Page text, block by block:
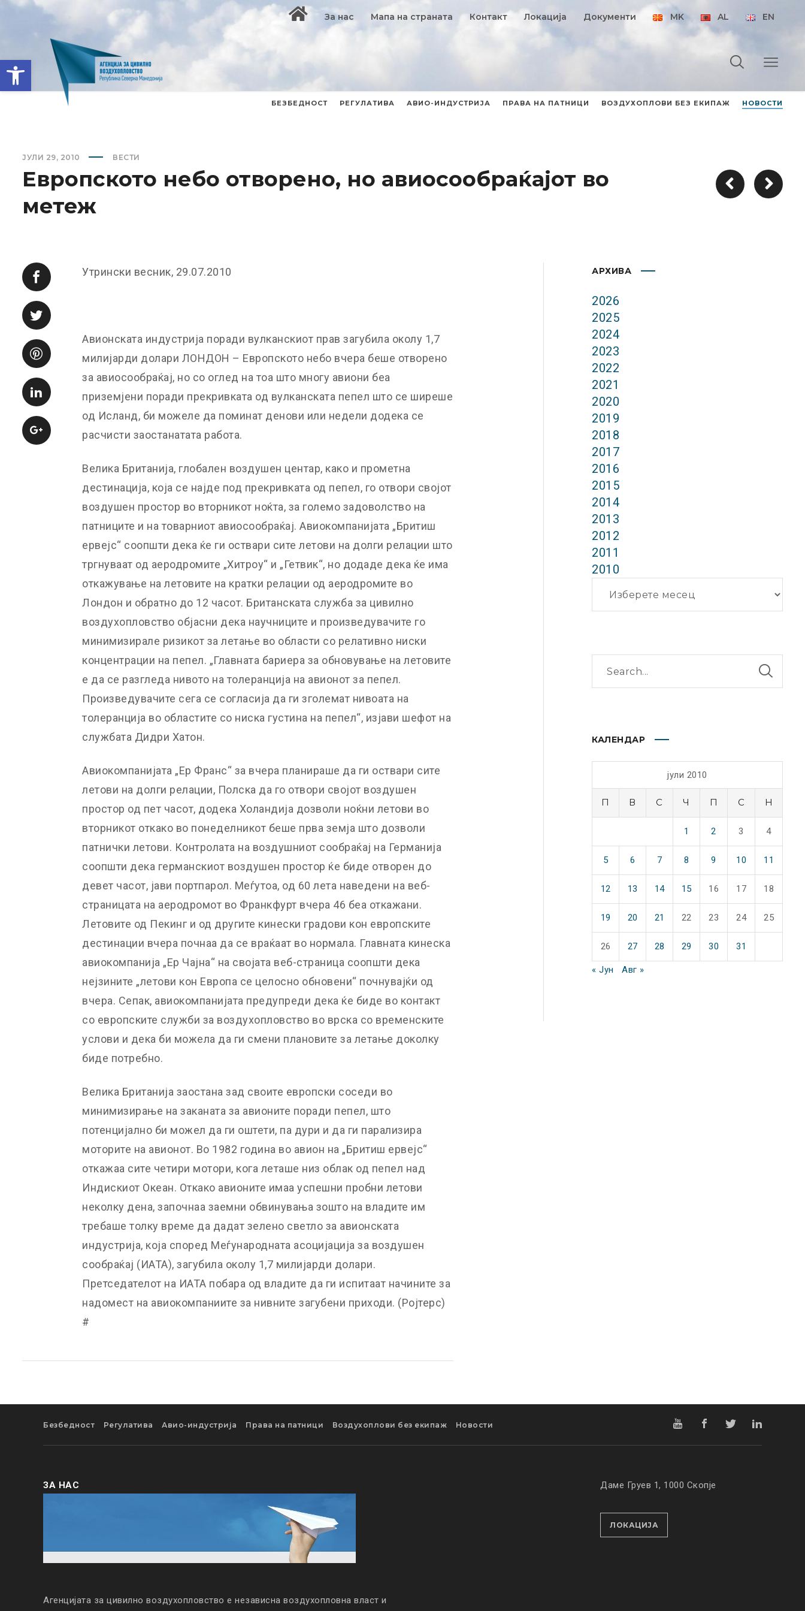
Open toolbar
За нас Мапа на страната Контакт Локација Документи MK AL EN
БЕЗБЕДНОСТ РЕГУЛАТИВА АВИО-ИНДУСТРИЈА ПРАВА НА ПАТНИЦИ ВОЗДУХОПЛОВИ БЕЗ ЕКИПАЖ НОВОСТИ
ЈУЛИ 29, 2010 ВЕСТИ
Европското небо отворено, но авиосообраќајот во
метеж
Утрински весник, 29.07.2010
Авионската индустрија поради вулканскиот прав загубила околу 1,7
милијарди долари ЛОНДОН – Европското небо вчера беше отворено
за авиосообраќај, но со оглед на тоа што многу авиони беа
приземјени поради прекривката од вулканската пепел што се ширеше
од Исланд, би можеле да поминат денови или недели додека се
расчисти заостанатата работа.
Велика Британија, глобален воздушен центар, како и прометна
дестинација, која се најде под прекривката од пепел, го отвори својот
воздушен простор во вторникот ноќта, за големо задоволство на
патниците и на товарниот авиосообраќај. Авиокомпанијата „Бритиш
ервејс“ соопшти дека ќе ги оствари сите летови на долги релации што
тргнуваат од аеродромите „Хитроу“ и „Гетвик“, но додаде дека ќе има
откажување на летовите на кратки релации од аеродромите во
Лондон и обратно до 12 часот. Британската служба за цивилно
воздухопловство објасни дека научниците и произведувачите го
минимизирале ризикот за летање во области со релативно ниски
концентрации на пепел. „Главната бариера за обновување на летовите
е да се разгледа нивото на толеранција на авионот за пепел.
Произведувачите сега се согласија да ги зголемат нивоата на
толеранција во областите со ниска густина на пепел“, изјави шефот на
службата Дидри Хатон.
Авиокомпанијата „Ер Франс“ за вчера планираше да ги оствари сите
летови на долги релации, Полска да го отвори својот воздушен
простор од пет часот, додека Холандија дозволи ноќни летови во
вторникот откако во понеделникот беше прва земја што дозволи
патнички летови. Контролата на воздушниот сообраќај на Германија
соопшти дека германскиот воздушен простор ќе биде отворен до
девет часот, јави портпарол. Меѓутоа, од 60 лета наведени на веб-
страницата на аеродромот во Франкфурт вчера 46 беа откажани.
Летовите од Пекинг и од другите кинески градови кон европските
дестинации вчера почнаа да се враќаат во нормала. Главната кинеска
авиокомпанија „Ер Чајна“ на својата веб-страница соопшти дека
нејзините „летови кон Европа се целосно обновени“ почнувајќи од
вчера. Сепак, авиокомпанијата предупреди дека ќе биде во контакт
со европските служби за воздухопловство во врска со временските
услови и дека би можела да ги смени плановите за летање доколку
биде потребно.
Велика Британија заостана зад своите европски соседи во
минимизирање на заканата за авионите поради пепел, што
потенцијално би можел да ги оштети, па дури и да ги парализира
моторите на авионот. Во 1982 година во авион на „Бритиш ервејс“
откажаа сите четири мотори, кога леташе низ облак од пепел над
Индискиот Океан. Откако авионите имаа успешни пробни летови
неколку дена, започнаа заемни обвинувања зошто на владите им
требаше толку време да дадат зелено светло за авионската
индустрија, која според Меѓународната асоцијација за воздушен
сообраќај (ИАТА), загубила околу 1,7 милијарди долари.
Претседателот на ИАТА побара од владите да ги испитаат начините за
надомест на авиокомпаниите за нивните загубени приходи. (Ројтерс)
#
АРХИВА
2026
2025
2024
2023
2022
2021
2020
2019
2018
2017
2016
2015
2014
2013
2012
2011
2010
КАЛЕНДАР
јули 2010
П В С Ч П С Н
1 2 3 4
5 6 7 8 9 10 11
12 13 14 15 16 17 18
19 20 21 22 23 24 25
26 27 28 29 30 31
« Јун Авг »
Безбедност Регулатива Авио-индустрија Права на патници Воздухоплови без екипаж Новости
ЗА НАС
Агенцијата за цивилно воздухопловство е независна воздухопловна власт и
Даме Груев 1, 1000 Скопје
ЛОКАЦИЈА